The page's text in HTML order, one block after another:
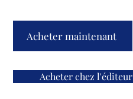
Acheter maintenant
Acheter chez l'éditeur